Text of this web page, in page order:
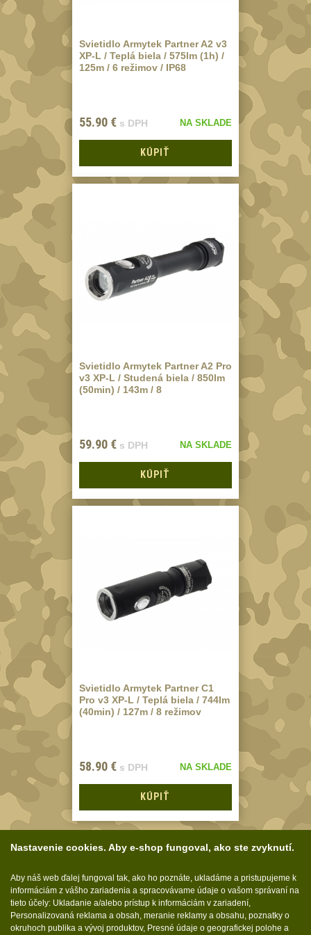
Odhazováky
Speciální pouzdra
Speciální pouzdra
II
Speciální pouzdra
Pouzdra na láhev42
Pouzdra na toaletní
potřeby
Pouzdra na
lékárničku48
Pouzdra na
elektroniku
Pouzdra a kapsy na
suchý zip
95
Stehenní pouzdra 29
Puzdrá na mapy24
Cestovné púzdra29
Peněženky15
Doplňky
vycpávky
Karabiny a přezky 75
Kroužky, šňůrky,
koncovky
Nášivky
Samonavíjecí
držáky
1
Zámky
a vaky
Adaptéry
Taktická pera
Láhve
Lékárničky17
Na přežití26
Ostatní44
Svietidlo Armytek Partner A2 v3
XP-L / Teplá biela / 575lm (1h) /
125m / 6 režimov / IP68
55.90 € s DPH NA SKLADE
KÚPIŤ
Svietidlo Armytek Partner A2 Pro
v3 XP-L / Studená biela / 850lm
(50min) / 143m / 8
59.90 € s DPH NA SKLADE
KÚPIŤ
Svietidlo Armytek Partner C1
Pro v3 XP-L / Teplá biela / 744lm
(40min) / 127m / 8 režimov
58.90 € s DPH NA SKLADE
KÚPIŤ
Zobraziť podľa
Nastavenie cookies. Aby e-shop fungoval, ako ste zvyknutí.
Aby náš web ďalej fungoval tak, ako ho poznáte, ukladáme a pristupujeme k
informáciám z vášho zariadenia a spracovávame údaje o vašom správaní na
tieto účely: Ukladanie a/alebo prístup k informáciám v zariadení,
Personalizovaná reklama a obsah, meranie reklamy a obsahu, poznatky o
okruhoch publika a vývoj produktov, Presné údaje o geografickej polohe a